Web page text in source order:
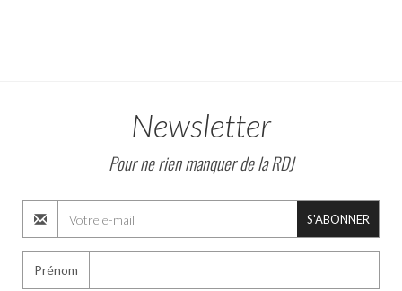
Newsletter
Pour ne rien manquer de la RDJ
S'ABONNER
Prénom